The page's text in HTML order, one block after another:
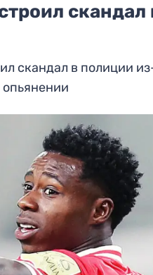
скандал
скандал в полиции